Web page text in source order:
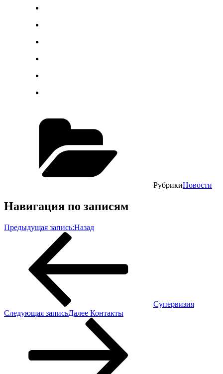
РубрикиНовости
Навигация по записям
Предыдущая запись:Назад
Супервизия
Следующая записьДалее Контакты